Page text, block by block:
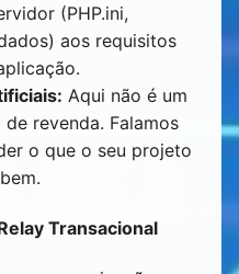
(PHP.ini,
aos requisitos
Aqui não é um
revenda. Falamos
o que o seu projeto
Transacional